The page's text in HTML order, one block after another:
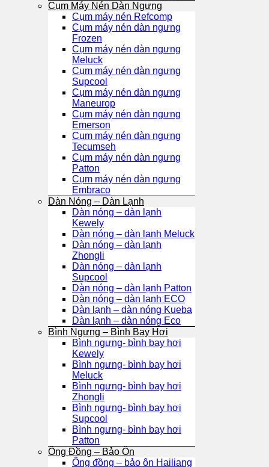
Cụm Máy Nén Dàn Ngưng
Cụm máy nén Refcomp
Cụm máy nén dàn ngưng
Frozen
Cụm máy nén dàn ngưng
Meluck
Cụm máy nén dàn ngưng
Supcool
Cụm máy nén dàn ngưng
Maneurop
Cụm máy nén dàn ngưng
Emerson
Cụm máy nén dàn ngưng
Tecumseh
Cụm máy nén dàn ngưng
Patton
Cụm máy nén dàn ngưng
Embraco
Dàn Nóng – Dàn Lạnh
Dàn nóng – dàn lạnh
Kewely
Dàn nóng – dàn lạnh Meluck
Dàn nóng – dàn lạnh
Zhongli
Dàn nóng – dàn lạnh
Supcool
Dàn nóng – dàn lạnh Patton
Dàn nóng – dàn lạnh ECO
Dàn lạnh – dàn nóng Kueba
Dàn lạnh – dàn nóng Eco
Bình Ngưng – Bình Bay Hơi
Bình ngưng- bình bay hơi
Kewely
Bình ngưng- bình bay hơi
Meluck
Bình ngưng- bình bay hơi
Zhongli
Bình ngưng- bình bay hơi
Supcool
Bình ngưng- bình bay hơi
Patton
Ống Đồng – Bảo Ôn
Ống đồng – bảo ôn Hailiang